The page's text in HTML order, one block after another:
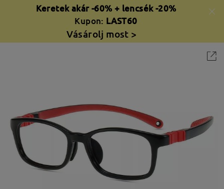
Keretek akár -60% + lencsék -20%
Kupon: LAST60
Vásárolj most >